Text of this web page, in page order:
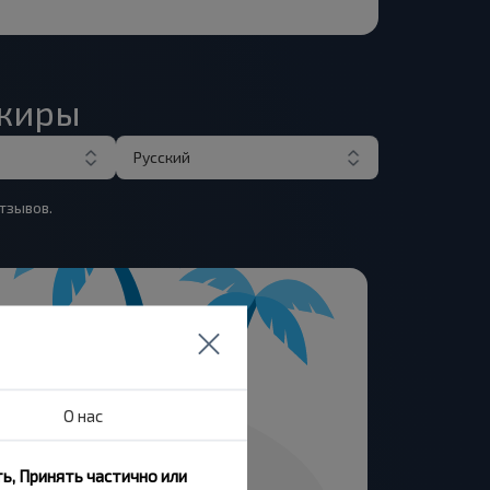
Русский
О нас
Принять частично или